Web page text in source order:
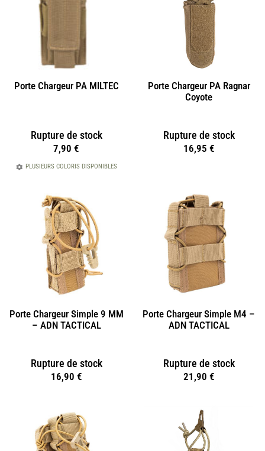
Porte Chargeur PA MILTEC
Rupture de stock
7,90 €
PLUSIEURS COLORIS DISPONIBLES
Porte Chargeur PA Ragnar
Coyote
Rupture de stock
16,95 €
Porte Chargeur Simple 9 MM
– ADN TACTICAL
Rupture de stock
16,90 €
Porte Chargeur Simple M4 –
ADN TACTICAL
Rupture de stock
21,90 €